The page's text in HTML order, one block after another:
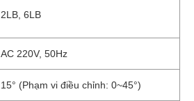
2LB, 6LB
AC 220V, 50Hz
15° (Phạm vi điều chỉnh: 0~45°)